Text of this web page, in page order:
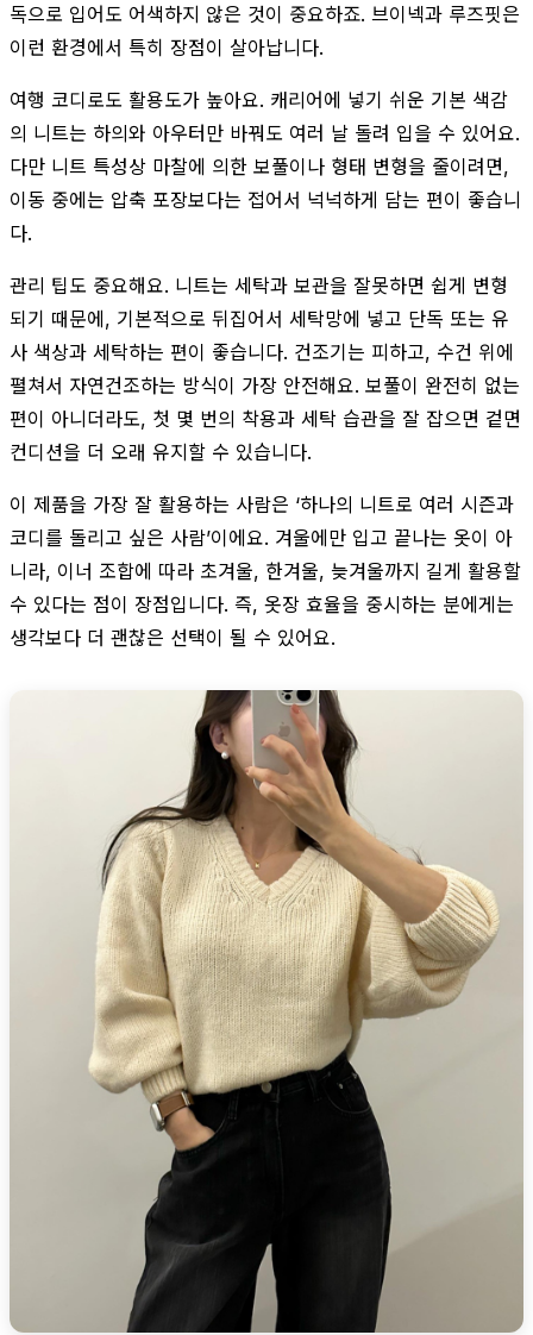
독으로 입어도 어색하지 않은 것이 중요하죠. 브이넥과 루즈핏은
이런 환경에서 특히 장점이 살아납니다.
여행 코디로도 활용도가 높아요. 캐리어에 넣기 쉬운 기본 색감
의 니트는 하의와 아우터만 바꿔도 여러 날 돌려 입을 수 있어요.
다만 니트 특성상 마찰에 의한 보풀이나 형태 변형을 줄이려면,
이동 중에는 압축 포장보다는 접어서 넉넉하게 담는 편이 좋습니
다.
관리 팁도 중요해요. 니트는 세탁과 보관을 잘못하면 쉽게 변형
되기 때문에, 기본적으로 뒤집어서 세탁망에 넣고 단독 또는 유
사 색상과 세탁하는 편이 좋습니다. 건조기는 피하고, 수건 위에
펼쳐서 자연건조하는 방식이 가장 안전해요. 보풀이 완전히 없는
편이 아니더라도, 첫 몇 번의 착용과 세탁 습관을 잘 잡으면 겉면
컨디션을 더 오래 유지할 수 있습니다.
이 제품을 가장 잘 활용하는 사람은 ‘하나의 니트로 여러 시즌과
코디를 돌리고 싶은 사람’이에요. 겨울에만 입고 끝나는 옷이 아
니라, 이너 조합에 따라 초겨울, 한겨울, 늦겨울까지 길게 활용할
수 있다는 점이 장점입니다. 즉, 옷장 효율을 중시하는 분에게는
생각보다 더 괜찮은 선택이 될 수 있어요.